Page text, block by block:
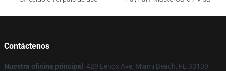
Contáctenos
Nuestra oficina principal : 429 Lenox Ave, Miami Beach, FL 33139